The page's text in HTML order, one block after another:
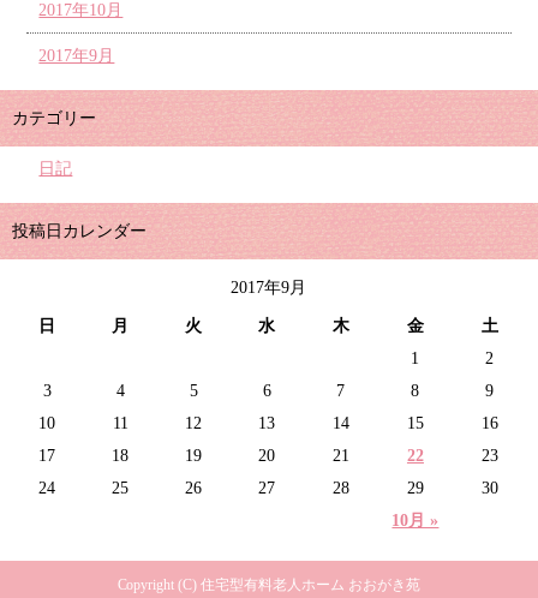
2017年10月
2017年9月
カテゴリー
日記
投稿日カレンダー
2017年9月
日 月 火 水 木 金 土
10月 »
1
2
3
4 5 6 7 8
9
10
11 12 13 14 15
16
17
18 19 20 21 22
23
24
25 26 27 28 29 30
Copyright (C) 住宅型有料老人ホーム おおがき苑